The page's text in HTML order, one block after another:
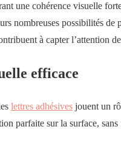
une cohérence visuelle
nombreuses possibilités
à capter l’attention
efficace
lettres adhésives jouent un
parfaite sur la surface,